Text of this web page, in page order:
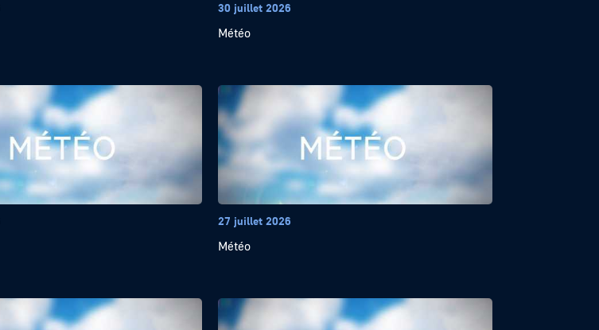
30 juillet 2026
Météo
27 juillet 2026
Météo